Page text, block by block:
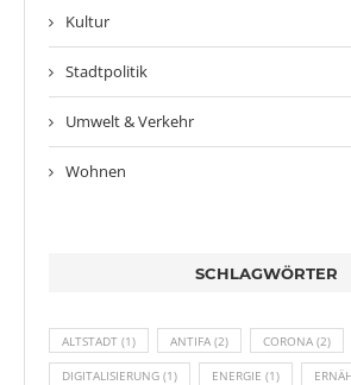
Kultur
Stadtpolitik
Umwelt & Verkehr
Wohnen
SCHLAGWÖRTER
ALTSTADT (1) ANTIFA (2) CORONA (2)
DIGITALISIERUNG (1) ENERGIE (1)